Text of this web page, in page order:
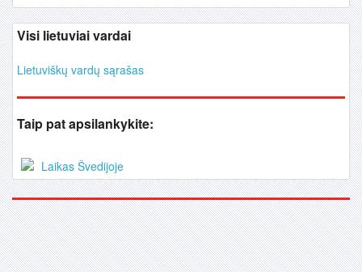
Visi lietuviai vardai
Lietuviškų vardų sąrašas
Taip pat apsilankykite:
Laikas Švedijoje